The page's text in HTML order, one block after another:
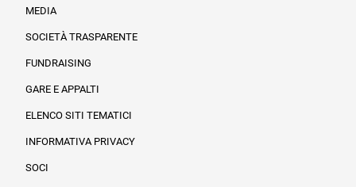
MEDIA
SOCIETÀ TRASPARENTE
FUNDRAISING
GARE E APPALTI
ELENCO SITI TEMATICI
INFORMATIVA PRIVACY
SOCI